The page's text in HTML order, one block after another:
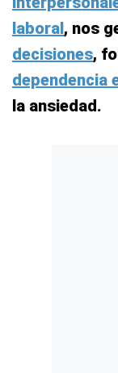
laboral, nos
decisiones,
dependencia
la ansiedad.